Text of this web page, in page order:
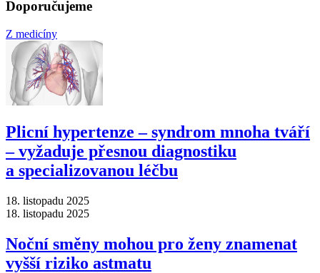
Doporučujeme
Z medicíny
Plicní hypertenze –⁠ syndrom mnoha tváří
–⁠ vyžaduje přesnou diagnostiku
a specializovanou léčbu
18. listopadu 2025
18. listopadu 2025
Noční směny mohou pro ženy znamenat
vyšší riziko astmatu